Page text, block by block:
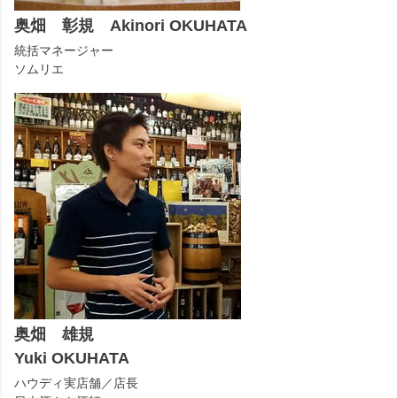
奥畑 彰規 Akinori OKUHATA
統括マネージャー
ソムリエ
奥畑 雄規
Yuki OKUHATA
ハウディ実店舗／店長